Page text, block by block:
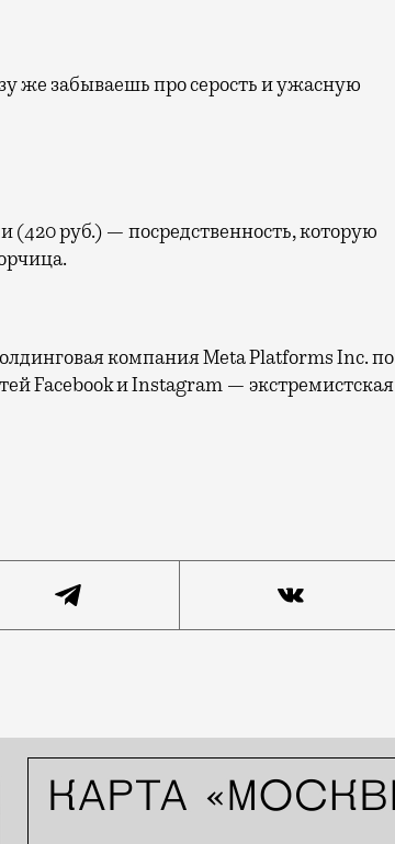
же забываешь про серость и ужасную
руб.) — посредственность, которую
компания Meta Platforms Inc. по
Facebook и Instagram — экстремистская